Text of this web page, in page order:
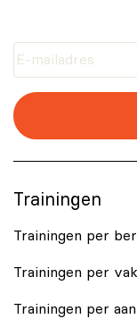
Trainingen
Trainingen per
Trainingen per
Trainingen per